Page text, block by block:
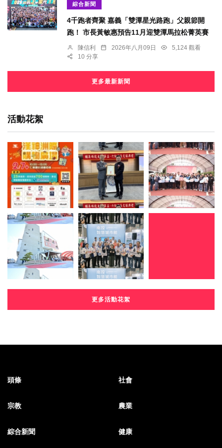
綜合新聞
4千跑者齊聚 嘉義「雙潭星光路跑」父親節開
跑！ 市長黃敏惠預告11月迎雙潭馬拉松菁英賽
陳信利 2026年八月09日
5,124 觀看
10 分享
更多最新新聞
活動花絮
更多活動花絮
頭條 社會
宗教 農業
綜合新聞 健康